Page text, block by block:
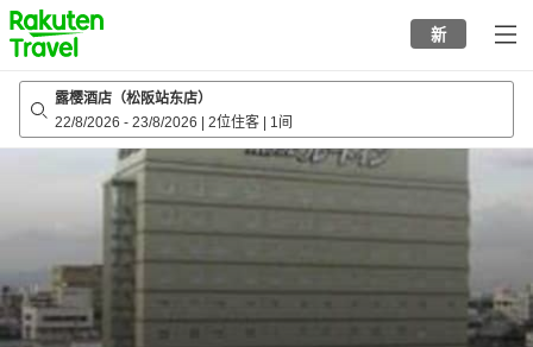
to
top
page
新
露樱酒店（松阪站东店）
22/8/2026 - 23/8/2026 2位住客 1间